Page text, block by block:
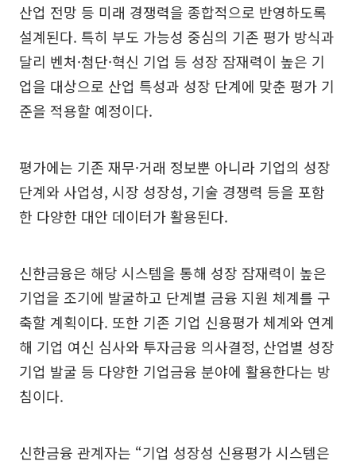
산업 전망 등 미래 경쟁력을 종합적으로 반영하도록
설계된다. 특히 부도 가능성 중심의 기존 평가 방식과
달리 벤처·첨단·혁신 기업 등 성장 잠재력이 높은 기
업을 대상으로 산업 특성과 성장 단계에 맞춘 평가 기
준을 적용할 예정이다.
평가에는 기존 재무·거래 정보뿐 아니라 기업의 성장
단계와 사업성, 시장 성장성, 기술 경쟁력 등을 포함
한 다양한 대안 데이터가 활용된다.
신한금융은 해당 시스템을 통해 성장 잠재력이 높은
기업을 조기에 발굴하고 단계별 금융 지원 체계를 구
축할 계획이다. 또한 기존 기업 신용평가 체계와 연계
해 기업 여신 심사와 투자금융 의사결정, 산업별 성장
기업 발굴 등 다양한 기업금융 분야에 활용한다는 방
침이다.
신한금융 관계자는 “기업 성장성 신용평가 시스템은